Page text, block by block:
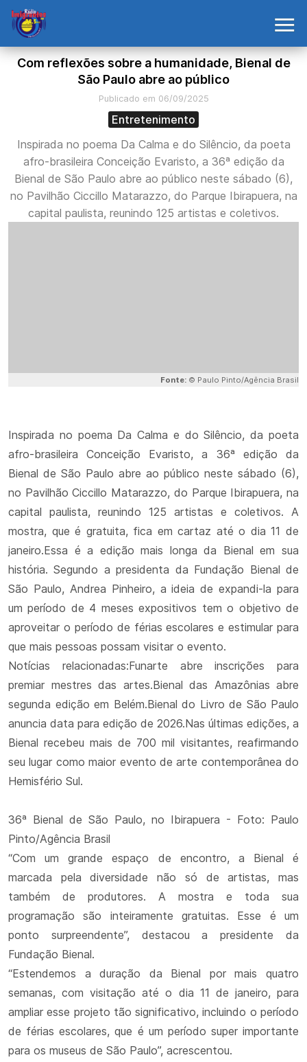
Com reflexões sobre a humanidade, Bienal de
São Paulo abre ao público
Publicado em 06/09/2025
Entretenimento
Inspirada no poema Da Calma e do Silêncio, da poeta
afro-brasileira Conceição Evaristo, a 36ª edição da
Bienal de São Paulo abre ao público neste sábado (6),
no Pavilhão Ciccillo Matarazzo, do Parque Ibirapuera, na
capital paulista, reunindo 125 artistas e coletivos.
Fonte: © Paulo Pinto/Agência Brasil
Inspirada no poema Da Calma e do Silêncio, da poeta
afro-brasileira Conceição Evaristo, a 36ª edição da
Bienal de São Paulo abre ao público neste sábado (6),
no Pavilhão Ciccillo Matarazzo, do Parque Ibirapuera, na
capital paulista, reunindo 125 artistas e coletivos. A
mostra, que é gratuita, fica em cartaz até o dia 11 de
janeiro.Essa é a edição mais longa da Bienal em sua
história. Segundo a presidenta da Fundação Bienal de
São Paulo, Andrea Pinheiro, a ideia de expandi-la para
um período de 4 meses expositivos tem o objetivo de
aproveitar o período de férias escolares e estimular para
que mais pessoas possam visitar o evento.
Notícias relacionadas:Funarte abre inscrições para
premiar mestres das artes.Bienal das Amazônias abre
segunda edição em Belém.Bienal do Livro de São Paulo
anuncia data para edição de 2026.Nas últimas edições, a
Bienal recebeu mais de 700 mil visitantes, reafirmando
seu lugar como maior evento de arte contemporânea do
Hemisfério Sul.
36ª Bienal de São Paulo, no Ibirapuera - Foto: Paulo
Pinto/Agência Brasil
“Com um grande espaço de encontro, a Bienal é
marcada pela diversidade não só de artistas, mas
também de produtores. A mostra e toda sua
programação são inteiramente gratuitas. Esse é um
ponto surpreendente”, destacou a presidente da
Fundação Bienal.
“Estendemos a duração da Bienal por mais quatro
semanas, com visitação até o dia 11 de janeiro, para
ampliar esse projeto tão significativo, incluindo o período
de férias escolares, que é um período super importante
para os museus de São Paulo”, acrescentou.